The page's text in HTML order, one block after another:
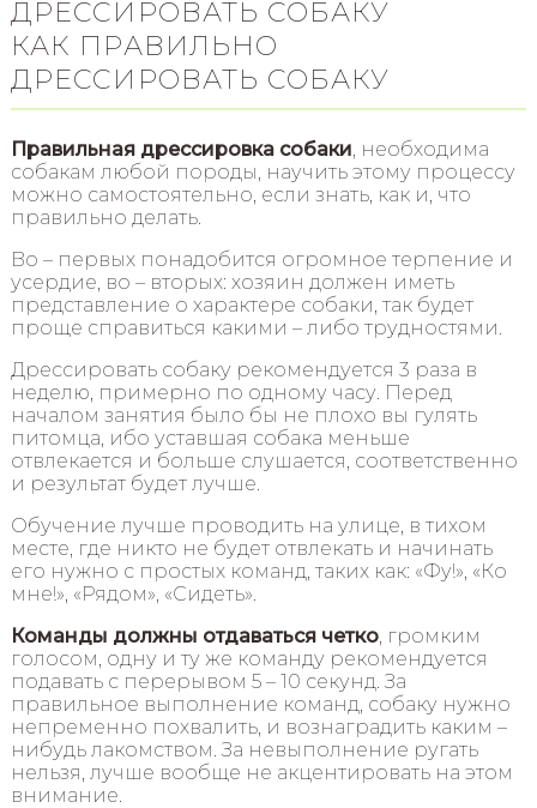
КАК ПРАВИЛЬНО
ДРЕССИРОВАТЬ СОБАКУ
Правильная дрессировка собаки , необходима
собакам любой породы, научить этому процессу
можно самостоятельно, если знать, как и, что
правильно делать.
Во – первых понадобится огромное терпение и
усердие, во – вторых: хозяин должен иметь
представление о характере собаки, так будет
проще справиться какими – либо трудностями.
Дрессировать собаку рекомендуется 3 раза в
неделю, примерно по одному часу. Перед
началом занятия было бы не плохо вы гулять
питомца, ибо уставшая собака меньше
отвлекается и больше слушается, соответственно
и результат будет лучше.
Обучение лучше проводить на улице, в тихом
месте, где никто не будет отвлекать и начинать
его нужно с простых команд, таких как: «Фу!», «Ко
мне!», «Рядом», «Сидеть».
Команды должны отдаваться четко, громким
голосом, одну и ту же команду рекомендуется
подавать с перерывом 5 – 10 секунд. За
правильное выполнение команд, собаку нужно
непременно похвалить, и вознаградить каким –
нибудь лакомством. За невыполнение ругать
нельзя, лучше вообще не акцентировать на этом
внимание.